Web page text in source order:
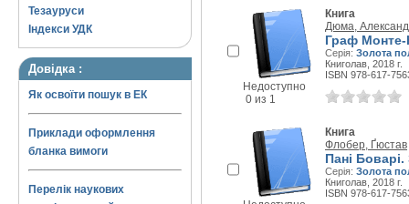
Тезауруси
Індекси УДК
Довідка :
Як освоїти пошук в ЕК
Приклади оформлення
бланка вимоги
Перелік наукових
Недоступно
0 из 1
Книга
Дюма,
Граф Монте-
Серія: Золота
Книголав, 2018 г.
ISBN 978-617-
Книга
Флобер, Ґюстав
Пані Боварі.
Серія: Золота
Книголав, 2018 г.
ISBN 978-617-